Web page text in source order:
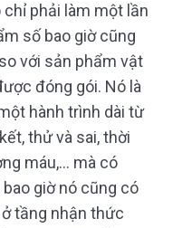
phải làm một lần
số bao giờ cũng
với sản phẩm vật
đóng gói. Nó là
hành trình dài từ
thử và sai, thời
máu,… mà có
giờ nó cũng có
tầng nhận thức